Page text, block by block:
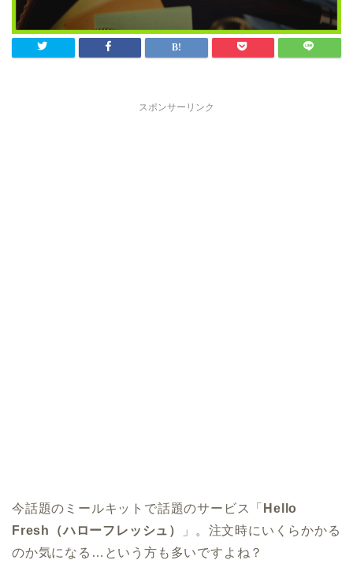
スポンサーリンク
今話題のミールキットで話題のサービス「 Hello
Fresh（ハローフレッシュ）
」。注文時にいくらかかる
のか気になる…という方も多いですよね？